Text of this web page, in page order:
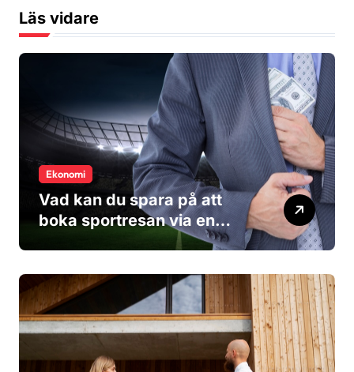
vLäs vidare
Ekonomi
Vad kan du spara på att
boka sportresan via en
researrangör?